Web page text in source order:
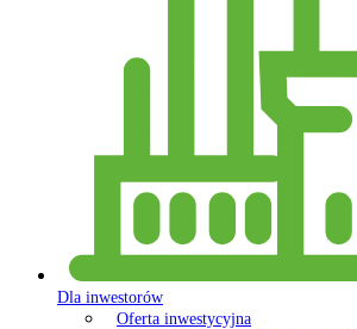
Dla inwestorów
Oferta inwestycyjna